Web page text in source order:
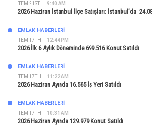
TEM 21ST 9:40 AM
2026 Haziran İstanbul İlçe Satışları: İstanbul’da
TEM 17TH 12:44 PM
EMLAK HABERLERI
2026 İlk 6 Aylık Döneminde 699.516 Konut Satıldı
TEM 17TH 11:22 AM
EMLAK HABERLERI
2026 Haziran Ayında 16.565 İş Yeri Satıldı
TEM 17TH 10:31 AM
EMLAK HABERLERI
2026 Haziran Ayında 129.979 Konut Satıldı